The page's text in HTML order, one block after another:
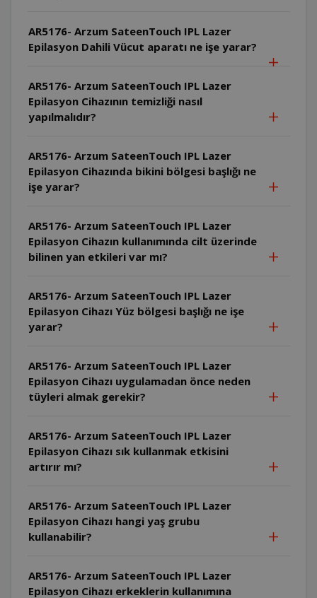
AR5176- Arzum SateenTouch IPL Lazer
Epilasyon Dahili Vücut aparatı ne işe yarar?
AR5176- Arzum SateenTouch IPL Lazer
Epilasyon Cihazının temizliği nasıl
yapılmalıdır?
AR5176- Arzum SateenTouch IPL Lazer
Epilasyon Cihazında bikini bölgesi başlığı ne
işe yarar?
AR5176- Arzum SateenTouch IPL Lazer
Epilasyon Cihazın kullanımında cilt üzerinde
bilinen yan etkileri var mı?
AR5176- Arzum SateenTouch IPL Lazer
Epilasyon Cihazı Yüz bölgesi başlığı ne işe
yarar?
AR5176- Arzum SateenTouch IPL Lazer
Epilasyon Cihazı uygulamadan önce neden
tüyleri almak gerekir?
AR5176- Arzum SateenTouch IPL Lazer
Epilasyon Cihazı sık kullanmak etkisini
artırır mı?
AR5176- Arzum SateenTouch IPL Lazer
Epilasyon Cihazı hangi yaş grubu
kullanabilir?
AR5176- Arzum SateenTouch IPL Lazer
Epilasyon Cihazı erkeklerin kullanımına